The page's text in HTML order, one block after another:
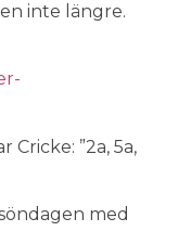
inte längre.
”2a, 5a,
med